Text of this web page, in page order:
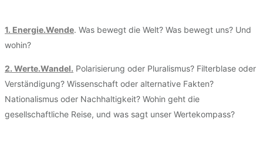
1. Energie.Wende. Was bewegt die Welt? Was bewegt uns? Und
wohin?
2. Werte.Wandel. Polarisierung oder Pluralismus? Filterblase oder
Verständigung? Wissenschaft oder alternative Fakten?
Nationalismus oder Nachhaltigkeit? Wohin geht die
gesellschaftliche Reise, und was sagt unser Wertekompass?